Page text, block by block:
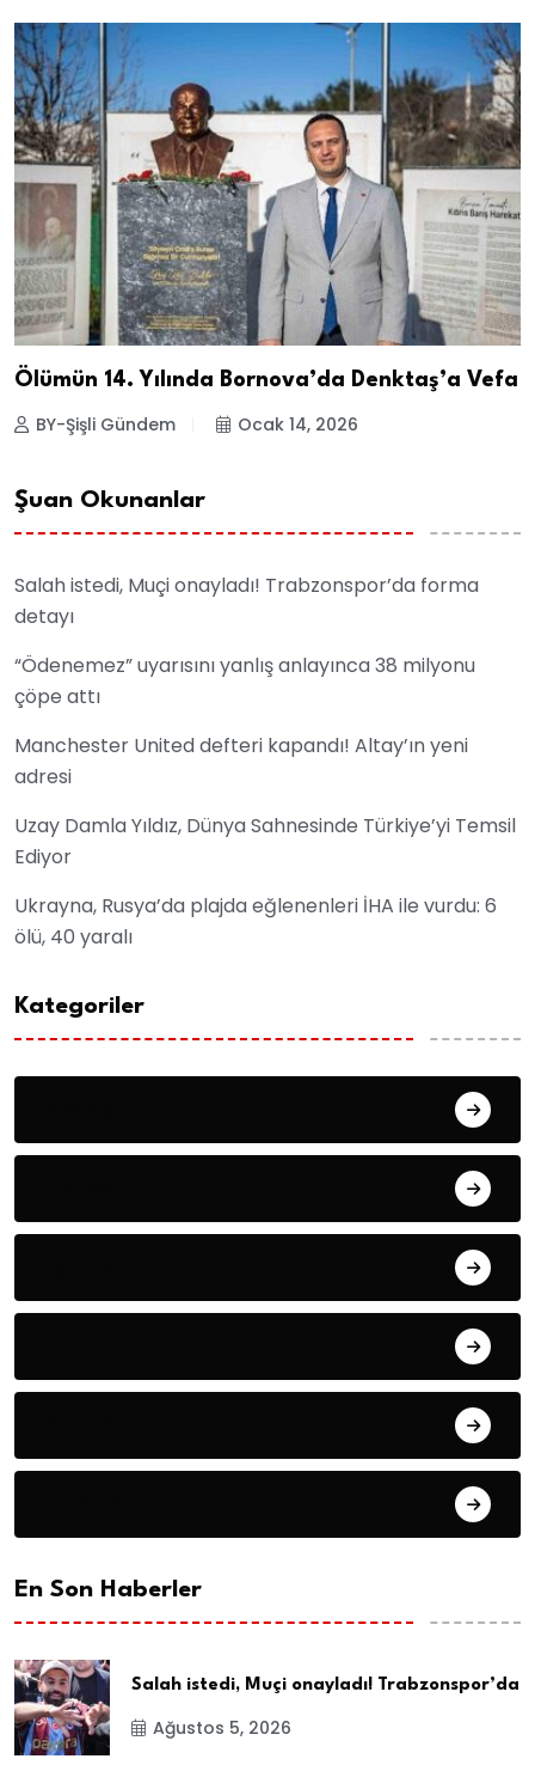
Ölümün 14. Yılında Bornova’da Denktaş’a Vefa
BY-Şişli Gündem Ocak 14, 2026
Şuan Okunanlar
Salah istedi, Muçi onayladı! Trabzonspor’da forma
detayı
“Ödenemez” uyarısını yanlış anlayınca 38 milyonu
çöpe attı
Manchester United defteri kapandı! Altay’ın yeni
adresi
Uzay Damla Yıldız, Dünya Sahnesinde Türkiye’yi Temsil
Ediyor
Ukrayna, Rusya’da plajda eğlenenleri İHA ile vurdu: 6
ölü, 40 yaralı
Kategoriler
En Son Haberler
Salah istedi, Muçi onayladı! Trabzonspor’da
Ağustos 5, 2026